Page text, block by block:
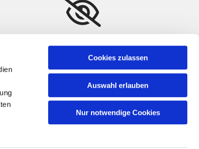
Cookies zulassen
Auswahl erlauben
Nur notwendige Cookies
Bitte akzeptieren Sie
Marketing-Cookies, um
diese Karte anzuzeigen.
Accept cookies